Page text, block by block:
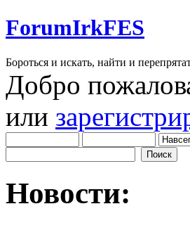
ForumIrkFES
Бороться и искать, найти и
Добро
или
Новости: